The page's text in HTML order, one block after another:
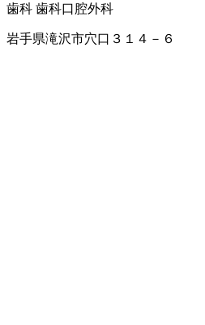
歯科 歯科口腔外科
岩手県滝沢市穴口３１４－６